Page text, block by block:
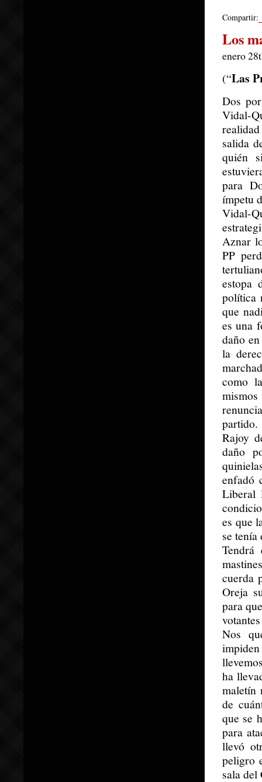
Compartir:
Los
enero
(“Las
Dos
Vidal-
salida
quién
para
ímpetu
Vidal-
Aznar
PP
estopa
política
que
es una
daño
la
como
partido.
Rajoy
daño
enfadó
Liberal
es que
se
Tendrá
cuerda
Oreja
para
Nos
ha
maletín
de
que se
para
llevó
peligro
sala